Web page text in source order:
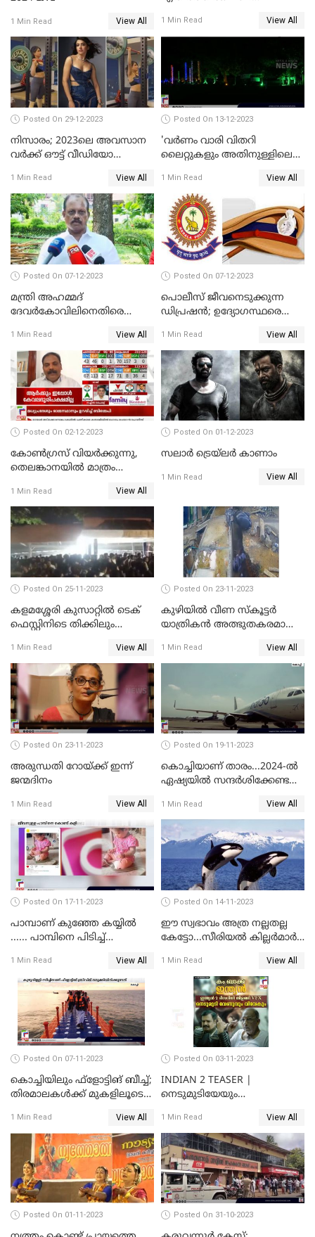
1 Min Read View All 1 Min Read View All
Posted On 29-12-2023
നിസാരം; 2023ലെ അവസാന
വർക്ക് ഔട്ട് വീഡിയോ
1 Min Read View All
Posted On 13-12-2023
'വര്‍ണം വാരി വിതറി
ലൈറ്റുകളും അതിനുള്ളിലെ
അണിഞ്ഞൊരുങ്ങി എസ് ബി
കോളേജ് മൈതാനം
1 Min Read View All
Posted On 07-12-2023
മന്ത്രി അഹമ്മദ്
ദേവർകോവിലിനെതിരെ
ആരോപണത്തിൽ
അന്വേഷണം
1 Min Read View All
Posted On 07-12-2023
പൊലീസ് ജീവനെടുക്കുന്ന
ഡിപ്രഷൻ; ഉദ്യോഗസ്ഥരെ
നടപടികളുമായി ഡിജിപി
1 Min Read View All
Posted On 02-12-2023
കോണ്‍ഗ്രസ് വിയര്‍ക്കുന്നു,
തെലങ്കാനയില്‍ മാത്രം
1 Min Read View All
Posted On 01-12-2023
സലാര്‍ ട്രെയ്‌ലർ കാണാം
1 Min Read View All
Posted On 25-11-2023
കളമശ്ശേരി കുസാറ്റില്‍ ടെക്
ഫെസ്റ്റിനിടെ തിക്കിലും
1 Min Read View All
Posted On 23-11-2023
കുഴിയിൽ വീണ സ്കൂട്ടർ
യാത്രികൻ അത്ഭുതകരമായി
1 Min Read View All
Posted On 23-11-2023
അരുന്ധതി റോയ്ക്ക് ഇന്ന്
ജന്മദിനം
1 Min Read View All
Posted On 19-11-2023
കൊച്ചിയാണ് താരം...2024-ല്‍
ഏഷ്യയില്‍ സന്ദര്‍ശിക്കേണ്ട
കൊച്ചിയും
1 Min Read View All
Posted On 17-11-2023
പാമ്പാണ് കുഞ്ഞേ കയ്യില്‍
...... പാമ്പിനെ പിടിച്ച്
വൈറലായി വീഡിയോ
1 Min Read View All
Posted On 14-11-2023
ഈ സ്വഭാവം അത്ര നല്ലതല്ല
കേട്ടോ...സീരിയല്‍ കില്ലര്‍മാര്‍
ഓര്‍ക്കകളുടെ സ്വഭാവരീതി
1 Min Read View All
Posted On 07-11-2023
കൊച്ചിയിലും ഫ്‌ളോട്ടിങ് ബീച്ച്;
തിരമാലകള്‍ക്ക് മുകളിലൂടെ
1 Min Read View All
Posted On 03-11-2023
INDIAN 2 TEASER |
നെടുമുടിയേയും
കാണാം; ഇന്ത്യൻ 2 ടീസർ
പുറത്ത്
1 Min Read View All
Posted On 01-11-2023 Posted On 31-10-2023